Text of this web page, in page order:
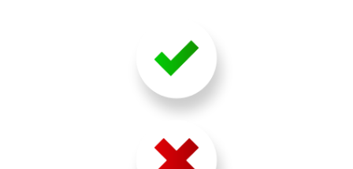
Pokud v oboru uspěješ, otevřou se Ti dveře ke kariéře i v